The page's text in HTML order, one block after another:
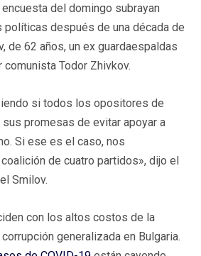
del domingo subrayan
después de una década de
de 62 años, un ex guardaespaldas
Todor Zhivkov.
si todos los opositores de
sus promesas de evitar apoyar a
Si ese es el caso, nos
de cuatro partidos», dijo el
Smilov.
con los altos costos de la
generalizada en Bulgaria.